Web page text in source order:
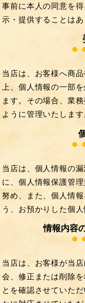
事前に本人の同意を
示・提供することはあ
当店は、お客様へ商
上、個人情報の一部
ます。その場合、業
ように管理いたします
当店は、個人情報の
に、個人情報保護管
努め、また、個人情
う、お預かりした個
情報内容
当店は、お客様が当
会、修正または削除
とを確認させていた